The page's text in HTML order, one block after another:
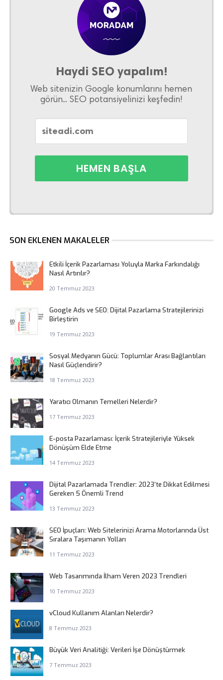
Haydi SEO yapalım!
Web sitenizin Google konumlarını hemen
görün... SEO potansiyelinizi keşfedin!
SON EKLENEN MAKALELER
Etkili İçerik Pazarlaması Yoluyla Marka Farkındalığı
Nasıl Artırılır?
20 Temmuz 2023
Google Ads ve SEO: Dijital Pazarlama Stratejilerinizi
Birleştirin
19 Temmuz 2023
Sosyal Medyanın Gücü: Toplumlar Arası Bağlantıları
Nasıl Güçlendirir?
18 Temmuz 2023
Yaratıcı Olmanın Temelleri Nelerdir?
17 Temmuz 2023
E-posta Pazarlaması: İçerik Stratejileriyle Yüksek
Dönüşüm Elde Etme
14 Temmuz 2023
Dijital Pazarlamada Trendler: 2023’te Dikkat Edilmesi
Gereken 5 Önemli Trend
13 Temmuz 2023
SEO İpuçları: Web Sitelerinizi Arama Motorlarında Üst
Sıralara Taşımanın Yolları
11 Temmuz 2023
Web Tasarımında İlham Veren 2023 Trendleri
10 Temmuz 2023
vCloud Kullanım Alanları Nelerdir?
8 Temmuz 2023
Büyük Veri Analitiği: Verileri İşe Dönüştürmek
7 Temmuz 2023